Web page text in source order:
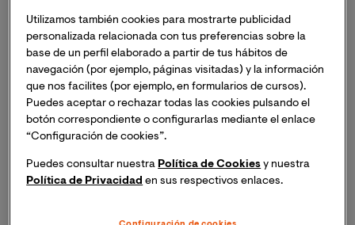
Mayor adherencia al tratamiento: Cuando un
niño entiende (a su nivel) por qué necesita un
medicamento o un procedimiento, es mucho más
probable que colabore.
Reducción del miedo y la ansiedad: Al explicar
los procedimientos de forma sencilla y honesta, se
ambiente de seguridad.
Utilizamos también cookies para mostrarte publicidad
personalizada relacionada con tus preferencias sobre la
base de un perfil elaborado a partir de tus hábitos de
navegación (por ejemplo, páginas visitadas) y la información
que nos facilites (por ejemplo, en formularios de cursos).
Puedes aceptar o rechazar todas las cookies pulsando el
botón correspondiente o configurarlas mediante el enlace
“Configuración de cookies”.
Puedes consultar nuestra Política de Cookies y nuestra
Política de Privacidad en sus respectivos enlaces.